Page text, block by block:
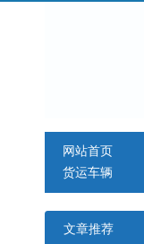
网站首页
货运车辆
文章推荐